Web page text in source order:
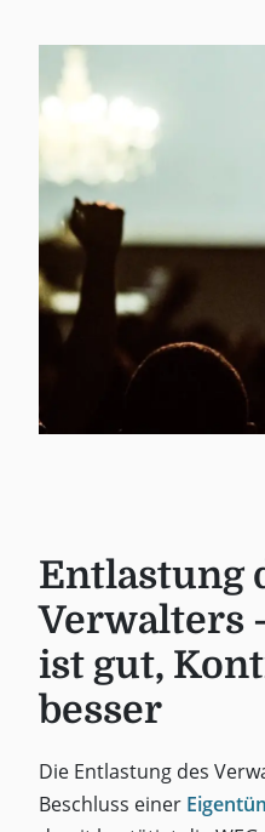
Entlastung
Verwalters
ist gut,
besser
Die Entlastung des
Beschluss einer